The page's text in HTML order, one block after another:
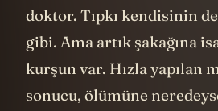
doktor. Tıpkı kendisinin
gibi. Ama artık şakağına
kurşun var. Hızla yapılan
sonucu, ölümüne